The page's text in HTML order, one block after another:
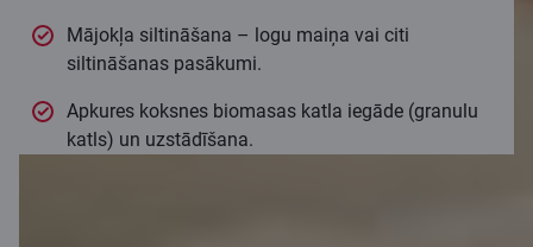
Mājokļa siltināšana – logu maiņa vai citi
siltināšanas pasākumi.
Apkures koksnes biomasas katla iegāde (granulu
katls) un uzstādīšana.